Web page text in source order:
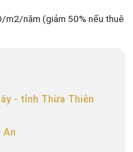
m2/năm (giảm 50% nếu thuê
- tỉnh Thừa Thiên
An